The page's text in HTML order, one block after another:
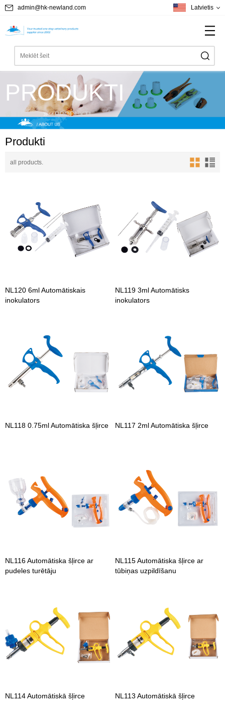
admin@hk-newland.com Latvietis
PRODUKTI
Home PRODUKTI
Produkti
all products.
NL120 6ml Automātiskais
inokulators
NL119 3ml Automātisks
inokulators
NL118 0.75ml Automātiska šļirce NL117 2ml Automātiska šļirce
NL116 Automātiska šļirce ar
pudeles turētāju
NL115 Automātiska šļirce ar
tūbiņas uzpildīšanu
NL114 Automātiskā šļirce NL113 Automātiskā šļirce